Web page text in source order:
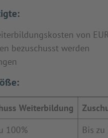
von
bezuschusst werden
Weiterbildung
100%
Bis zu